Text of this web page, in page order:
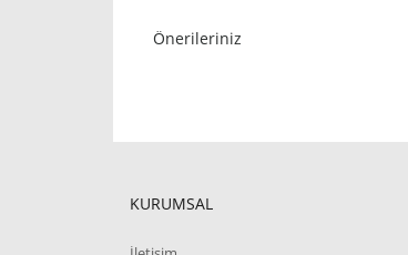
Önerileriniz
KURUMSAL